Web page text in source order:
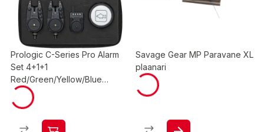
Prologic C-Series Pro Alarm
Set 4+1+1
Red/Green/Yellow/Blue
ottihälytin
Savage Gear MP Paravane XL
plaanari